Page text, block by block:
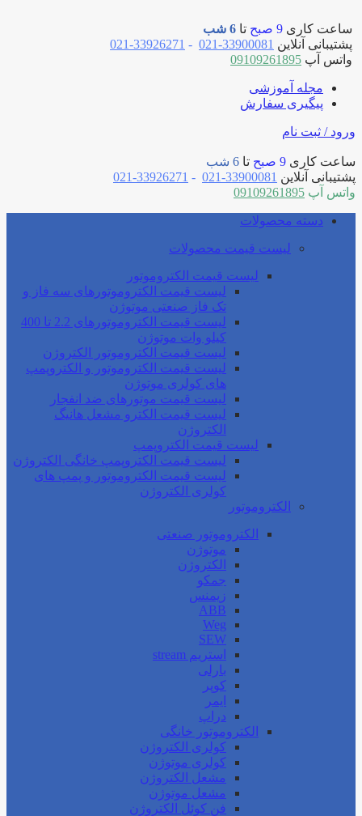
ساعت کاری 9 صبح تا 6 شب
پشتیبانی آنلاین 33900081-021
-
33926271-021
واتس آپ 09109261895
مجله آموزشی
پیگیری سفارش
ورود / ثبت نام
ساعت کاری 9 صبح تا 6 شب
پشتیبانی آنلاین 33900081-021
-
33926271-021
واتس آپ 09109261895
دسته محصولات
لیست قیمت محصولات
لیست قیمت الکتروموتور
لیست قیمت الکتروموتورهای سه فاز و
تک فاز صنعتی موتوژن
لیست قیمت الکتروموتورهای 2.2 تا 400
کیلو وات موتوژن
لیست قیمت الکتروموتور الکتروژن
لیست قیمت الکتروموتور و الکتروپمپ
های کولری موتوژن
لیست قیمت موتورهای ضد انفجار
لیست قیمت الکترو مشعل هانیگ
الکتروژن
لیست قیمت الکتروپمپ
لیست قیمت الکتروپمپ خانگی الکتروژن
لیست قیمت الکتروموتور و پمپ های
کولری الکتروژن
الکتروموتور
الکتروموتور صنعتی
موتوژن
الکتروژن
جمکو
زیمنس
ABB
Weg
SEW
استریم stream
بارلی
کوپر
ایمر
دراپ
الکتروموتور خانگی
کولری الکتروژن
کولری موتوژن
مشعل الکتروژن
مشعل موتوژن
فن کوئل الکتروژن